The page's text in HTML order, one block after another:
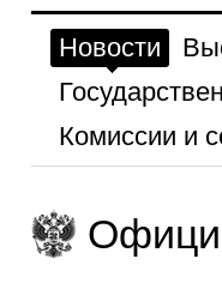
Новости
Комиссии и